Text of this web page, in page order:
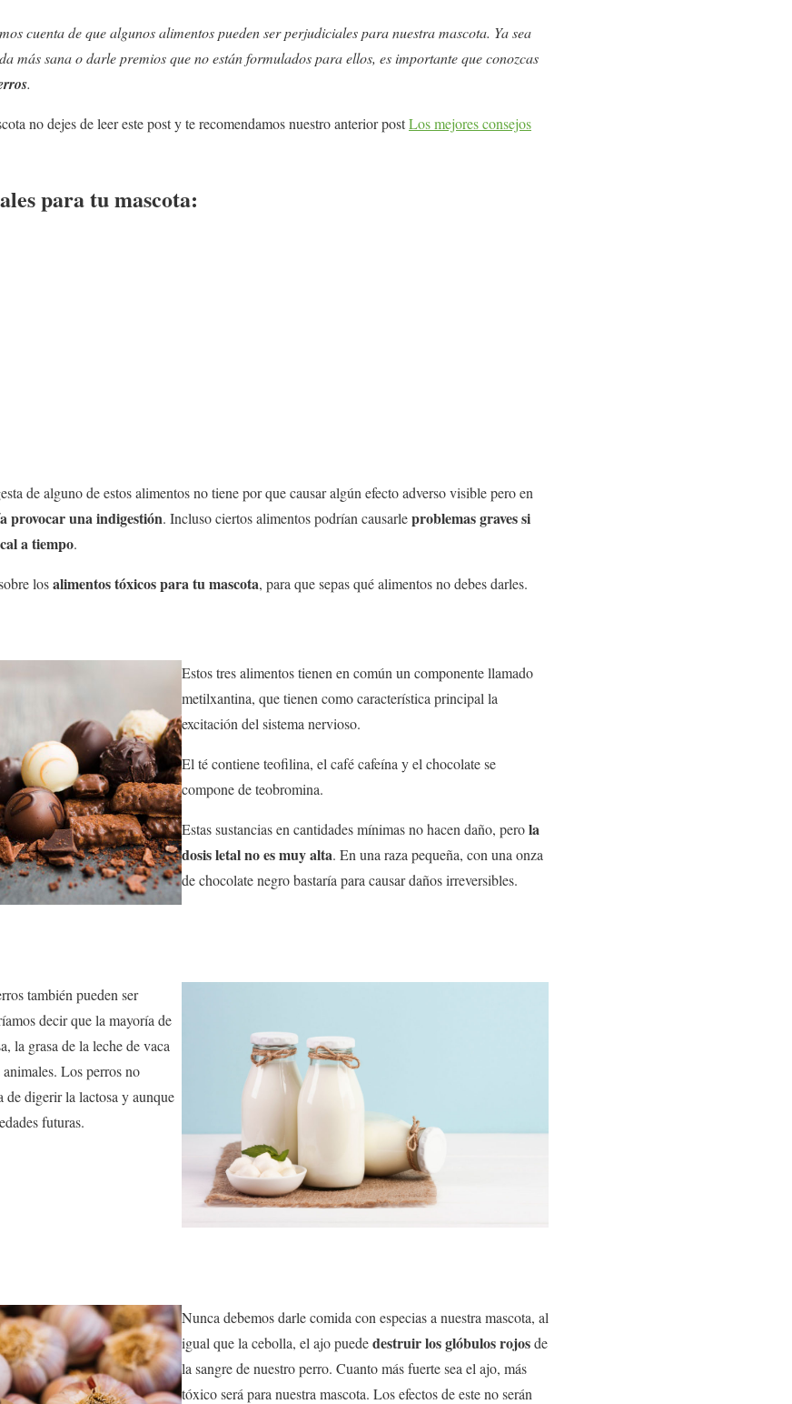
cuenta de que algunos alimentos pueden ser perjudiciales para nuestra mascota. Ya sea
más sana o darle premios que no están formulados para ellos, es importante que conozcas
.
no dejes de leer este post y te recomendamos nuestro anterior postLos mejores consejos
para tu mascota:
de alguno de estos alimentos no tiene por que causar algún efecto adverso visible pero en
provocar una indigestión. Incluso ciertos alimentos podrían causarleproblemas graves si
a tiempo.
losalimentos tóxicos para tu mascota, para que sepas qué alimentos no debes darles.
Estos tres alimentos tienen en común un componente llamado
metilxantina, que tienen como característica principal la
excitación del sistema nervioso.
El té contiene teofilina, el café cafeína y el chocolate se
compone de teobromina.
Estas sustancias en cantidades mínimas no hacen daño, perola
dosis letal no es muy alta. En una raza pequeña, con una onza
de chocolate negro bastaría para causar daños irreversibles.
también pueden ser
decir que la mayoría de
la grasa de la leche de vaca
Los perros no
de digerir la lactosa y aunque
futuras.
Nunca debemos darle comida con especias a nuestra mascota, al
igual que la cebolla, el ajo puededestruir los glóbulos rojosde
la sangre de nuestro perro. Cuanto más fuerte sea el ajo, más
tóxico será para nuestra mascota. Los efectos de este no serán